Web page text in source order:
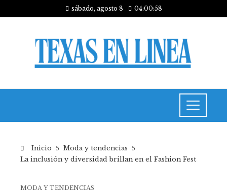
sábado, agosto 8 04:00:59
Inicio
Moda y tendencias
La inclusión y diversidad brillan en el Fashion Fest
MODA Y TENDENCIAS